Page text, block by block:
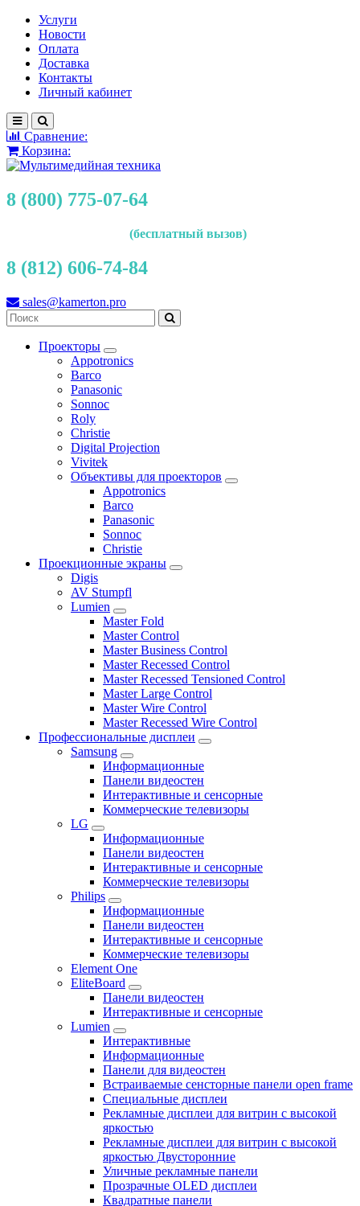
Услуги
Новости
Оплата
Доставка
Контакты
Личный кабинет
Сравнение:
Корзина:
8 (800) 775-07-64
(бесплатный вызов)
8 (812) 606-74-84
sales@kamerton.pro
Проекторы
Appotronics
Barco
Panasonic
Sonnoc
Roly
Christie
Digital Projection
Vivitek
Объективы для проекторов
Appotronics
Barco
Panasonic
Sonnoc
Сhristie
Проекционные экраны
Digis
AV Stumpfl
Lumien
Master Fold
Master Control
Master Business Control
Master Recessed Control
Master Recessed Tensioned Control
Master Large Control
Master Wire Control
Master Recessed Wire Control
Профессиональные дисплеи
Samsung
Информационные
Панели видеостен
Интерактивные и сенсорные
Коммерческие телевизоры
LG
Информационные
Панели видеостен
Интерактивные и сенсорные
Коммерческие телевизоры
Philips
Информационные
Панели видеостен
Интерактивные и сенсорные
Коммерческие телевизоры
Element One
EliteBoard
Панели видеостен
Интерактивные и сенсорные
Lumien
Интерактивные
Информационные
Панели для видеостен
Встраиваемые сенсторные панели open frame
Специальные дисплеи
Рекламные дисплеи для витрин с высокой
яркостью
Рекламные дисплеи для витрин с высокой
яркостью Двусторонние
Уличные рекламные панели
Прозрачные OLED дисплеи
Квадратные панели